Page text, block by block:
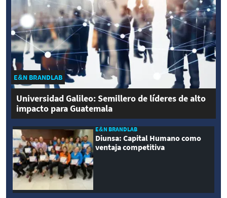
E&N BRANDLAB
Universidad Galileo: Semillero de líderes de alto
impacto para Guatemala
E&N BRANDLAB
Diunsa: Capital Humano como
ventaja competitiva